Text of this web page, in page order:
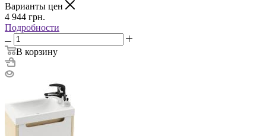
Варианты цен
4 944 грн.
Подробности
В корзину